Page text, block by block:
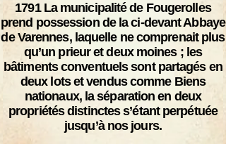
1791La municipalité de Fougerolles
prend possession de la ci-devant Abbaye
de Varennes, laquelle ne comprenait plus
qu’un prieur et deux moines ; les
bâtiments conventuels sont partagés en
deux lots et vendus comme Biens
nationaux, la séparation en deux
propriétés distinctes s’étant perpétuée
jusqu’à nos jours.